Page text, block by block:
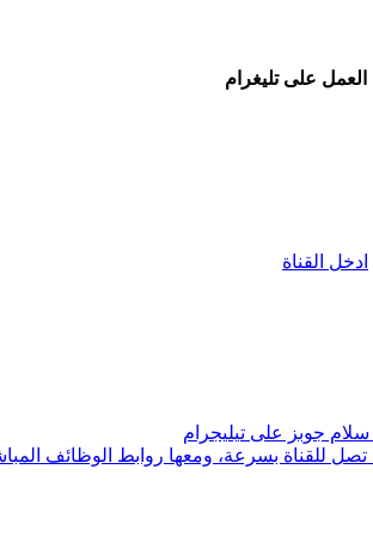
على تليغرام
ادخل القناة
جوبز على تيليجرام
للقناة بسرعة، ومعها روابط الوظائف